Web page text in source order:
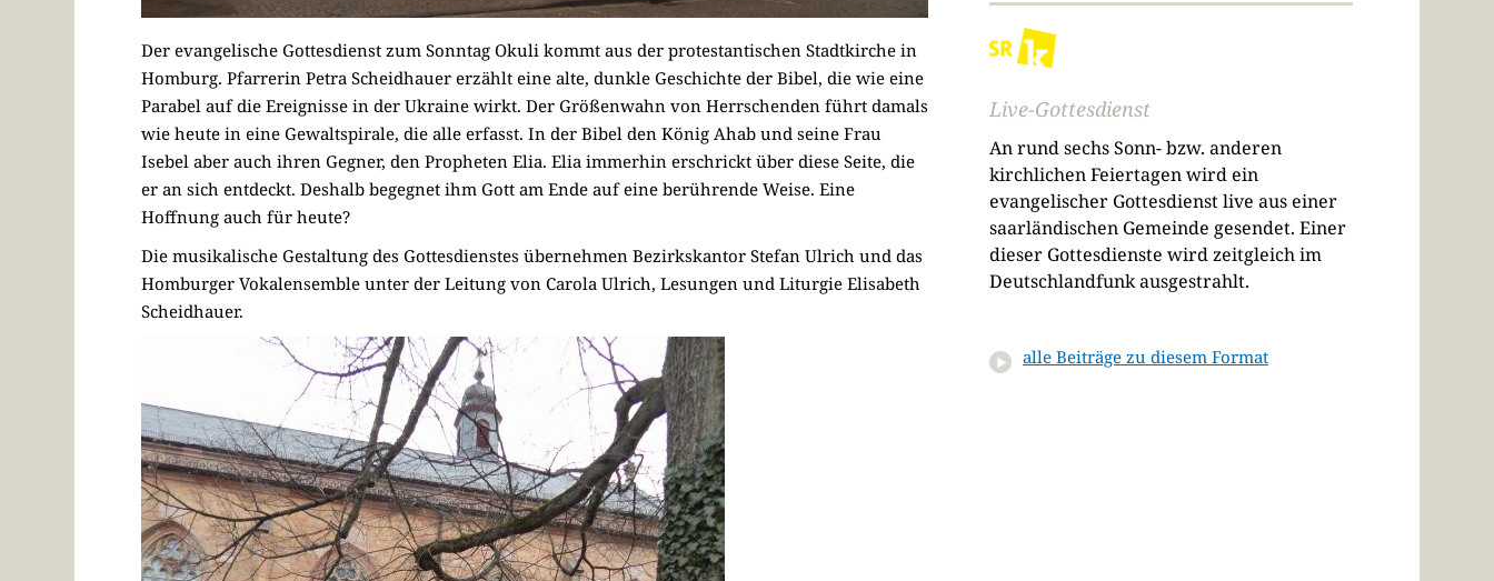
Der evangelische Gottesdienst zum Sonntag Okuli kommt aus der protestantischen Stadtkirche in
Homburg. Pfarrerin Petra Scheidhauer erzählt eine alte, dunkle Geschichte der Bibel, die wie eine
Parabel auf die Ereignisse in der Ukraine wirkt. Der Größenwahn von Herrschenden führt damals
wie heute in eine Gewaltspirale, die alle erfasst. In der Bibel den König Ahab und seine Frau
Isebel aber auch ihren Gegner, den Propheten Elia. Elia immerhin erschrickt über diese Seite, die
er an sich entdeckt. Deshalb begegnet ihm Gott am Ende auf eine berührende Weise. Eine
Hoffnung auch für heute?
Die musikalische Gestaltung des Gottesdienstes übernehmen Bezirkskantor Stefan Ulrich und das
Homburger Vokalensemble unter der Leitung von Carola Ulrich, Lesungen und Liturgie Elisabeth
Scheidhauer.
Live-Gottesdienst
An rund sechs Sonn- bzw. anderen
kirchlichen Feiertagen wird ein
evangelischer Gottesdienst live aus einer
saarländischen Gemeinde gesendet. Einer
dieser Gottesdienste wird zeitgleich im
Deutschlandfunk ausgestrahlt.
alle Beiträge zu diesem Format